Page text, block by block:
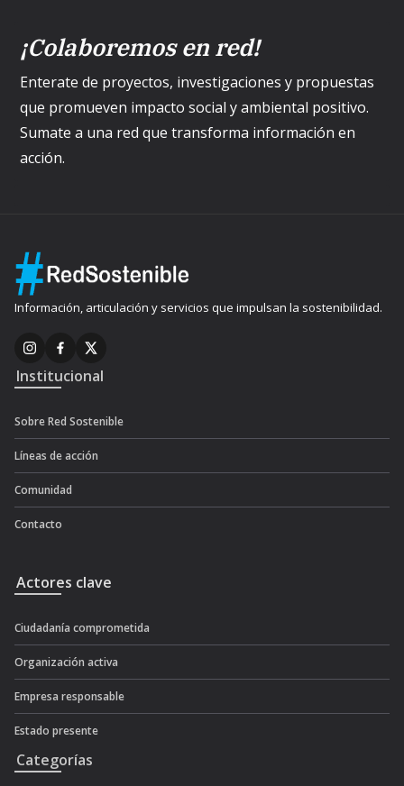
¡Colaboremos en red!
Enterate de proyectos, investigaciones y propuestas
que promueven impacto social y ambiental positivo.
Sumate a una red que transforma información en
acción.
Información, articulación y servicios que impulsan la sostenibilidad.
Institucional
Sobre Red Sostenible
Líneas de acción
Comunidad
Contacto
Actores clave
Ciudadanía comprometida
Organización activa
Empresa responsable
Estado presente
Categorías